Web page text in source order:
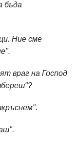
бъда
Ние сме
враг на Господ